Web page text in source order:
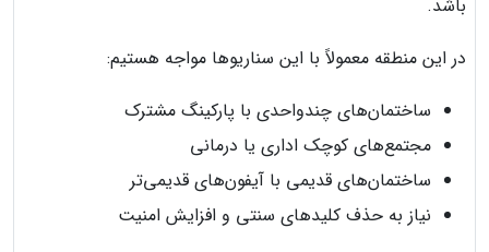
باشد.
در این منطقه معمولاً با این سناریوها مواجه هستیم:
ساختمان‌های چندواحدی با پارکینگ مشترک
مجتمع‌های کوچک اداری یا درمانی
ساختمان‌های قدیمی با آیفون‌های قدیمی‌تر
نیاز به حذف کلیدهای سنتی و افزایش امنیت